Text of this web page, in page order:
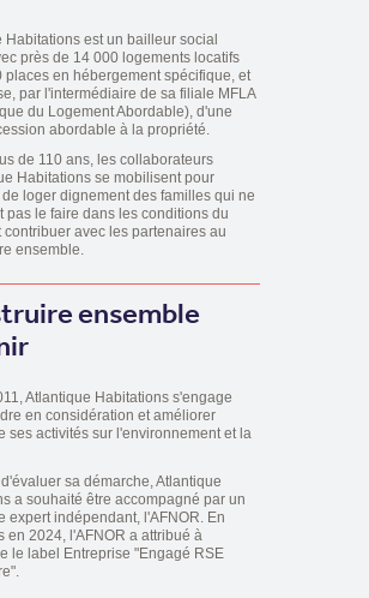
Habitations est un bailleur social
près de 14 000 logements locatifs
places en hébergement spécifique, et
par l'intermédiaire de sa filiale MFLA
du Logement Abordable), d'une
abordable à la propriété.
de 110 ans, les collaborateurs
Habitations se mobilisent pour
loger dignement des familles qui ne
pas le faire dans les conditions du
contribuer avec les partenaires au
ensemble.
ensemble
Atlantique Habitations s'engage
en considération et améliorer
ses activités sur l'environnement et la
sa démarche, Atlantique
a souhaité être accompagné par un
expert indépendant, l'AFNOR. En
en 2024, l'AFNOR a attribué à
le label Entreprise "Engagé RSE